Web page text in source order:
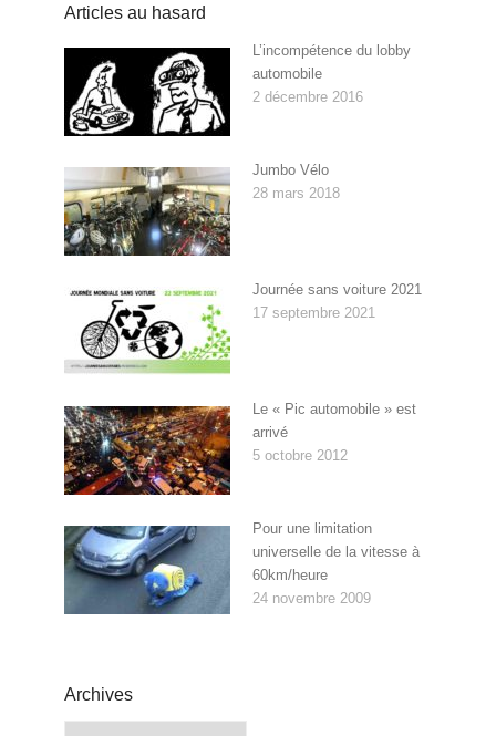
Articles au hasard
L’incompétence du lobby
automobile
2 décembre 2016
Jumbo Vélo
28 mars 2018
Journée sans voiture 2021
17 septembre 2021
Le « Pic automobile » est
arrivé
5 octobre 2012
Pour une limitation
universelle de la vitesse à
60km/heure
24 novembre 2009
Archives
Archives